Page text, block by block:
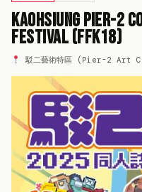
Kaohsiung Pier-2
Festival (FFK18)
駁二藝術特區 (Pier-2 Art